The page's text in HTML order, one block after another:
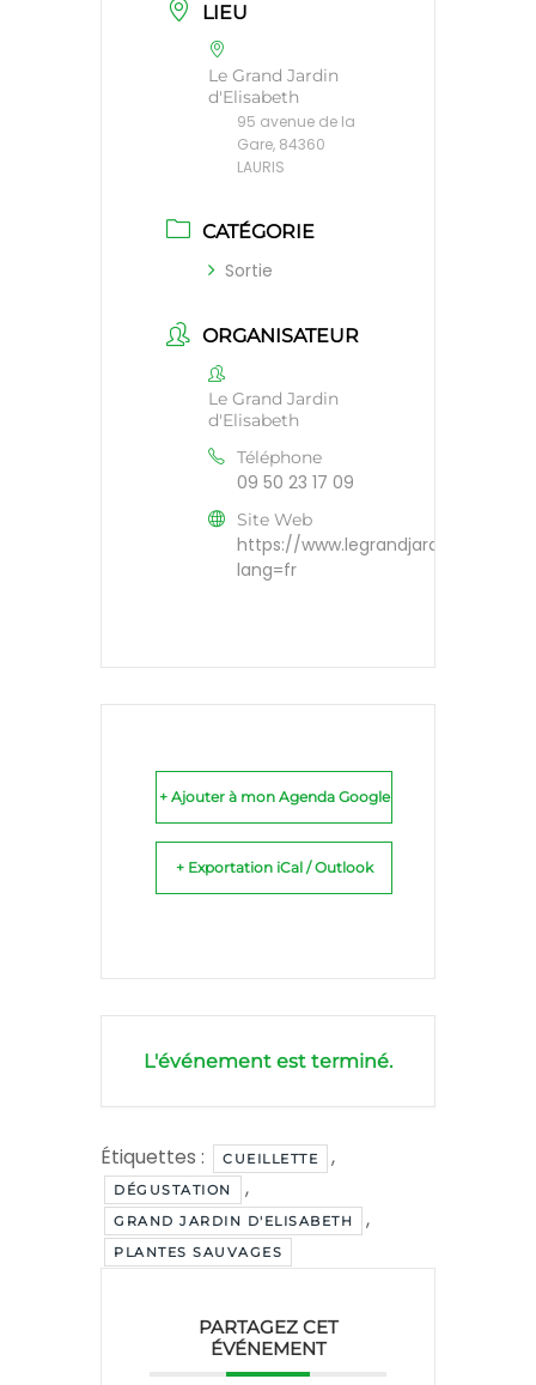
LIEU
Le Grand Jardin
d'Elisabeth
95 avenue de la
Gare, 84360
LAURIS
CATÉGORIE
Sortie
ORGANISATEUR
Le Grand Jardin
d'Elisabeth
Téléphone
09 50 23 17 09
Site Web
https://
lang=fr
+ Ajouter à mon Agenda Google
+ Exportation iCal / Outlook
L'événement est terminé.
Étiquettes : CUEILLETTE ,
DÉGUSTATION ,
GRAND JARDIN D'ELISABETH ,
PLANTES SAUVAGES
PARTAGEZ CET
ÉVÉNEMENT